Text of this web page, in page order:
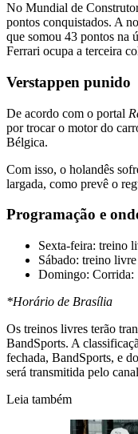
No Mundial de
pontos conquistados. A
que somou 43 pontos na
Ferrari ocupa a terceira
Verstappen punido
De acordo com o portal
por trocar o motor do
Bélgica.
Com isso, o holandês
largada, como prevê o
Programação e
Sexta-feira: treino
Sábado: treino
Domingo: Corrida:
*Horário de Brasília
Os treinos livres terão
BandSports. A
fechada, BandSports, e
será transmitida pelo
Leia também